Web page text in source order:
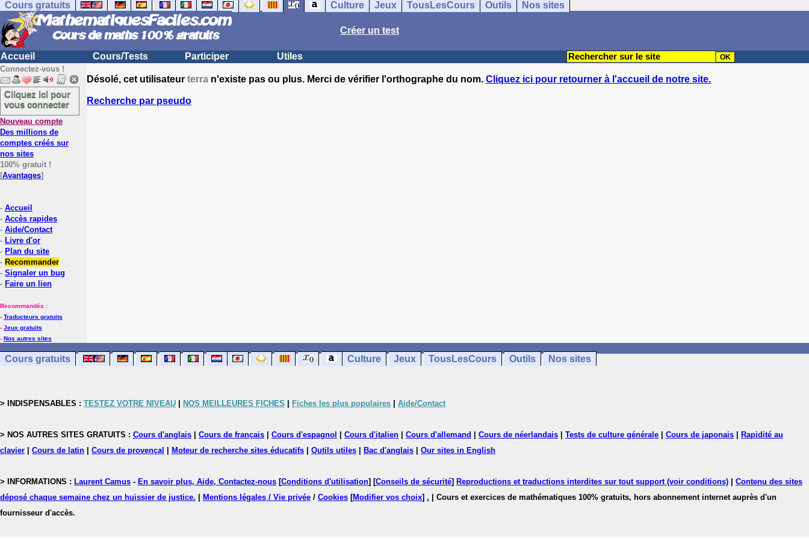
Cours gratuits Culture Jeux TousLesCours Outils Nos sites
Créer un test
Accueil Cours/Tests Participer Utiles
Connectez-vous !
Cliquez ici pour
vous connecter
Nouveau compte
Des millions de
comptes créés sur
nos sites
100% gratuit !
[Avantages]
- Accueil
- Accès rapides
- Aide/Contact
- Livre d'or
- Plan du site
- Recommander
- Signaler un bug
- Faire un lien
Recommandés :
- Traducteurs gratuits
- Jeux gratuits
- Nos autres sites
Désolé, cet utilisateur terra n'existe pas ou plus. Merci de vérifier l'orthographe du nom. Cliquez ici pour retourner à l'accueil de notre site.
Recherche par pseudo
Cours gratuits Culture Jeux TousLesCours Outils Nos sites
> INDISPENSABLES : TESTEZ VOTRE NIVEAU NOS MEILLEURES FICHES Fiches les plus populaires Aide/Contact
> NOS AUTRES SITES GRATUITS : Cours d'anglais Cours de français Cours d'espagnol Cours d'italien Cours d'allemand Cours de néerlandais Tests de culture générale Cours de japonais
Rapidité au
clavier
Cours de latin Cours de provençal Moteur de recherche sites éducatifs Outils utiles Bac d'anglais Our sites in English
> INFORMATIONS : Laurent Camus - En savoir plus, Aide, Contactez-nous [Conditions d'utilisation] [Conseils de sécurité] Reproductions et traductions interdites sur tout support (voir conditions)
Contenu des sites
déposé chaque semaine chez un huissier de justice.
Mentions légales / Vie privée / Cookies [Modifier vos choix] .
| Cours et exercices de mathématiques 100% gratuits, hors abonnement internet auprès d'un
fournisseur d'accès.